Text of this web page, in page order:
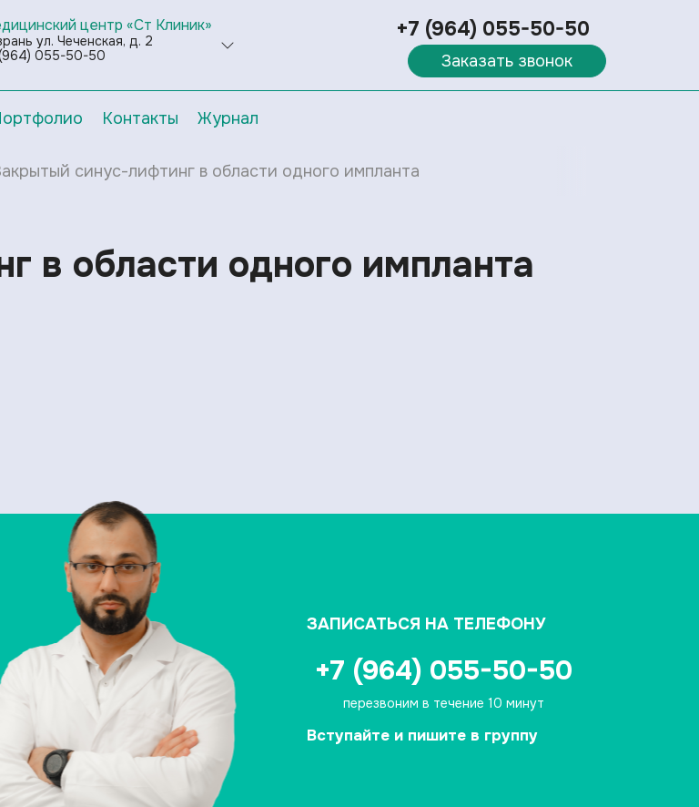
центр «Ст Клиник»
ул. Чеченская, д. 2
055-50-50
+7 (964) 055-50-50
Заказать звонок
Контакты Журнал
синус-лифтинг в области одного импланта
в области одного импланта
ЗАПИСАТЬСЯ НА ТЕЛЕФОНУ
+7 (964) 055-50-50
перезвоним в течение 10 минут
Вступайте и пишите в группу